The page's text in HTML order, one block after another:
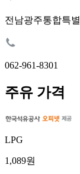
전남광주통합특
062-961-8301
주유 가격
LPG
1,089원